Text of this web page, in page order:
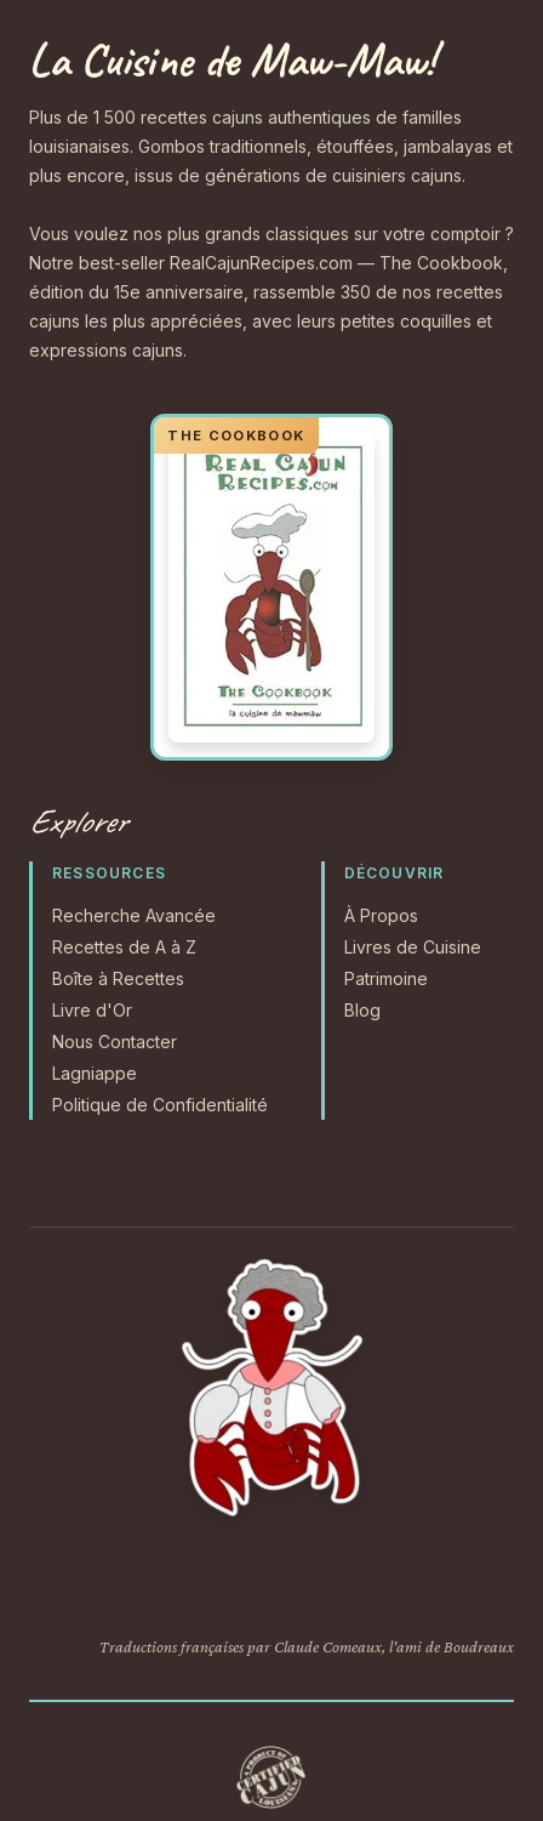
La Cuisine de Maw-Maw!
Plus de 1 500 recettes cajuns authentiques de familles
louisianaises. Gombos traditionnels, étouffées, jambalayas et
plus encore, issus de générations de cuisiniers cajuns.
Vous voulez nos plus grands classiques sur votre comptoir ?
Notre best-seller RealCajunRecipes.com — The Cookbook,
édition du 15e anniversaire, rassemble 350 de nos recettes
cajuns les plus appréciées, avec leurs petites coquilles et
expressions cajuns.
Explorer
RESSOURCES
Recherche Avancée
Recettes de A à Z
Boîte à Recettes
Livre d'Or
Nous Contacter
Lagniappe
Politique de Confidentialité
DÉCOUVRIR
À Propos
Livres de Cuisine
Patrimoine
Blog
Traductions françaises par Claude Comeaux, l'ami de Boudreaux